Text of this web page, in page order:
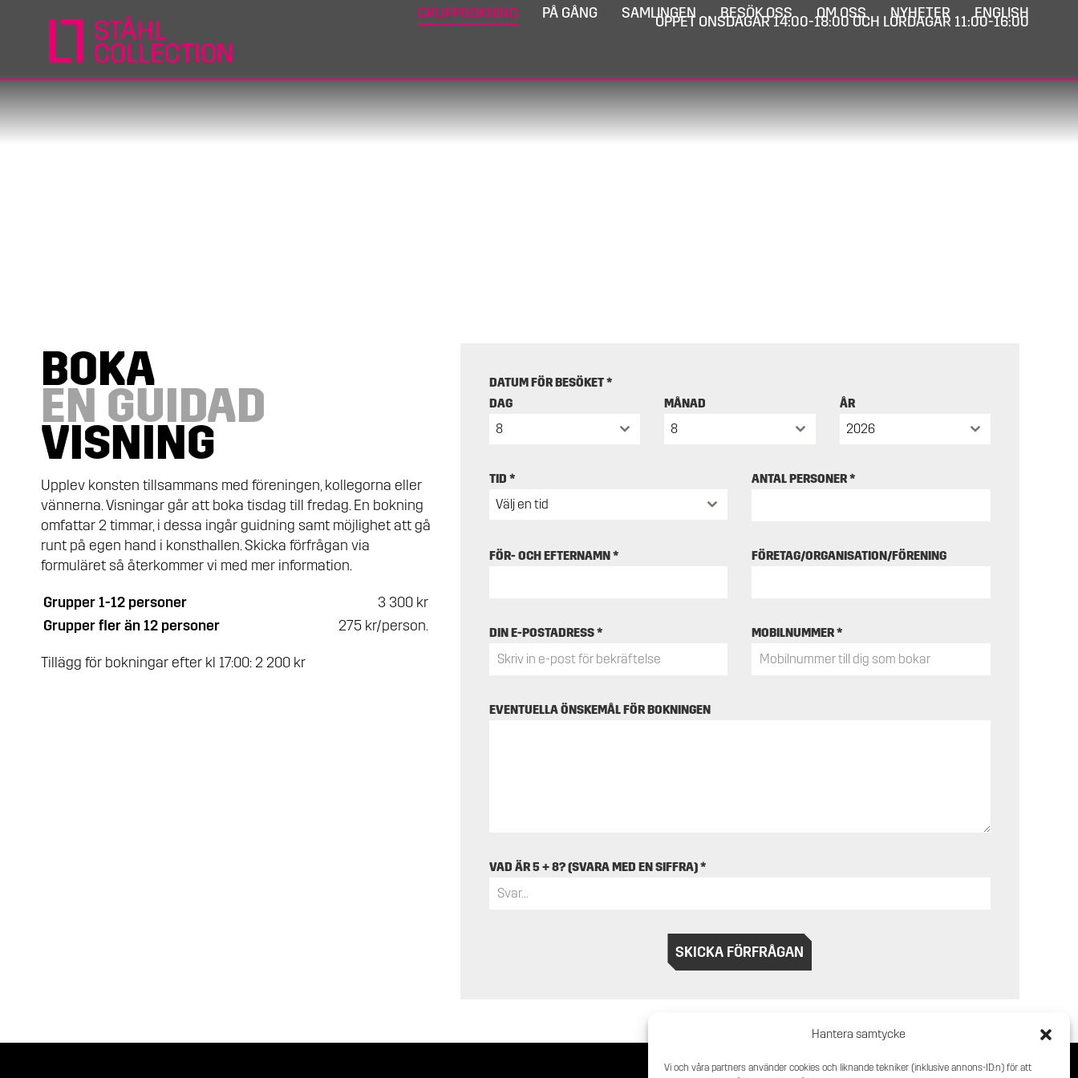
Hantera samtycke
Vi och våra partners använder cookies och liknande tekniker (inklusive annons-ID:n) för att
ÖPPET ONSDAGAR 14:00-18:00 OCH LÖRDAGAR 11:00-16:00
GRUPPBOKNING PÅ GÅNG SAMLINGEN BESÖK OSS OM OSS NYHETER ENGLISH
BOKA
EN GUIDAD
VISNING
Upplev konsten tillsammans med föreningen, kollegorna eller
vännerna. Visningar går att boka tisdag till fredag. En bokning
omfattar 2 timmar, i dessa ingår guidning samt möjlighet att gå
runt på egen hand i konsthallen. Skicka förfrågan via
formuläret så återkommer vi med mer information.
Grupper 1-12 personer
3 300 kr
Grupper fler än 12 personer
275 kr/person.
Tillägg för bokningar efter kl 17:00: 2 200 kr
DATUM FÖR BESÖKET*
DAG
8
MÅNAD
8
ÅR
2026
TID *
Välj en tid
ANTAL PERSONER*
FÖR- OCH EFTERNAMN* FÖRETAG/ORGANISATION/FÖRENING
DIN E-POSTADRESS* MOBILNUMMER*
EVENTUELLA ÖNSKEMÅL FÖR BOKNINGEN
VAD ÄR 5 + 8? (SVARA MED EN SIFFRA)*
SKICKA FÖRFRÅGAN